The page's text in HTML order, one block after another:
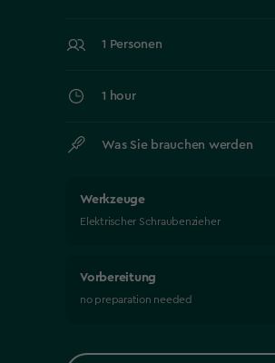
1 Personen
1 hour
Was Sie brauchen werden
Werkzeuge
Elektrischer Schraubenzieher
Vorbereitung
no preparation needed